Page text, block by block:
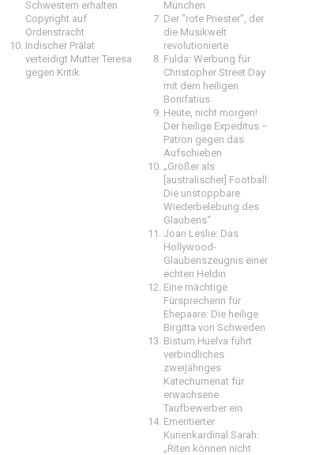
Schwestern erhalten
Copyright auf
Ordenstracht
Indischer Prälat
verteidigt Mutter Teresa
gegen Kritik
München
Der "rote Priester", der
die Musikwelt
revolutionierte
Fulda: Werbung für
Christopher Street Day
mit dem heiligen
Bonifatius
Heute, nicht morgen!
Der heilige Expeditus –
Patron gegen das
Aufschieben
„Größer als
[australischer] Football:
Die unstoppbare
Wiederbelebung des
Glaubens“
Joan Leslie: Das
Hollywood-
Glaubenszeugnis einer
echten Heldin
Eine mächtige
Fürsprecherin für
Ehepaare: Die heilige
Birgitta von Schweden
Bistum Huelva führt
verbindliches
zweijähriges
Katechumenat für
erwachsene
Taufbewerber ein
Emeritierter
Kurienkardinal Sarah:
„Riten können nicht